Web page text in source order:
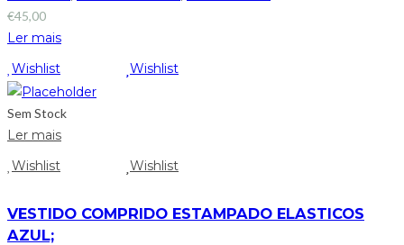
€45,00
Ler mais
Wishlist
Wishlist
Sem Stock
Ler mais
Wishlist
Wishlist
VESTIDO COMPRIDO ESTAMPADO ELASTICOS
AZUL;